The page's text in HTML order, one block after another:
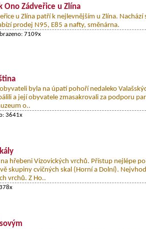
Ono Zádveřice u Zlína
u Zlína patří k nejlevnějším u Zlína. Nachází
prodej N95, E85 a nafty, směnárna.
7109x
byla na úpatí pohoří nedaleko
a její obyvatele zmasakrovali za podporu
o..
3641x
hřebeni Vizovických vrchů. Přístup nejlépe
skupiny cvičných skal (Horní a Dolní).
vrchů. Z Ho..